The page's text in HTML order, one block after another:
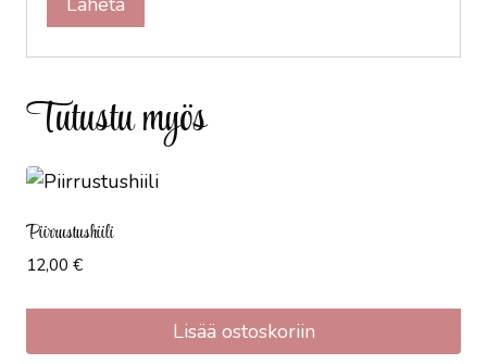
Tutustu myös
Piirrustushiili
12,00 €
Lisää ostoskoriin